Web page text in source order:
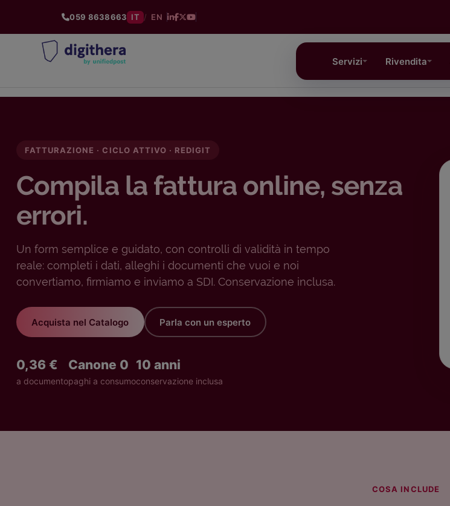
059 8638663 IT / EN
Servizi Rivendita
FATTURAZIONE · CICLO ATTIVO · REDIGIT
Compila la fattura online, senza
errori.
Un form semplice e guidato, con controlli di validità in tempo
reale: completi i dati, alleghi i documenti che vuoi e noi
convertiamo, firmiamo e inviamo a SDI. Conservazione inclusa.
Acquista nel Catalogo Parla con un esperto
0,36 €
a documento
Canone 0
paghi a consumo
10 anni
conservazione inclusa
COSA INCLUDE